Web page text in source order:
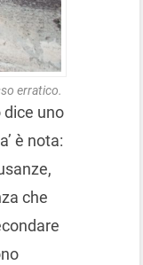
erratico.
uno
è nota:
che